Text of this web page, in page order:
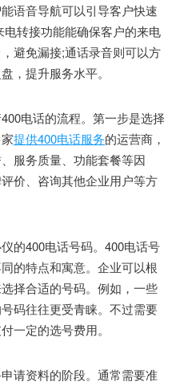
语音导航可以引导客户快速
转接功能能确保客户的来电
避免漏接;通话录音则可以方
，提升服务水平。
电话的流程。第一步是选择
提供400电话服务的运营商，
服务质量、功能套餐等因
价、咨询其他企业用户等方
400电话号码。400电话号
的特点和寓意。企业可以根
择合适的号码。例如，一些
码往往更受青睐。不过需要
一定的选号费用。
资料的阶段。通常需要准